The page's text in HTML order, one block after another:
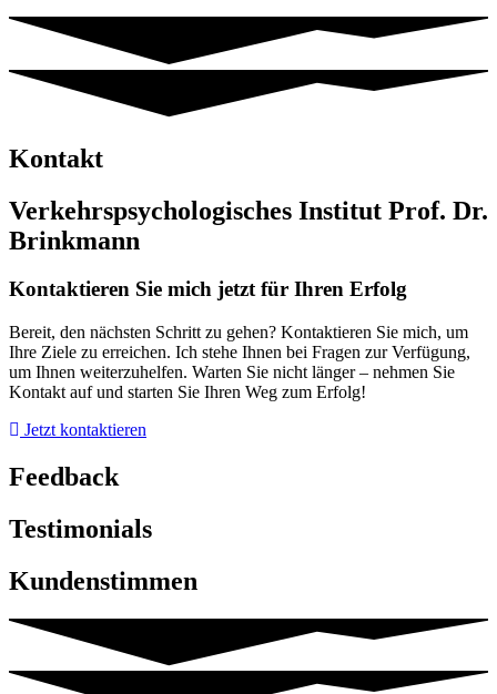
Kontakt
Verkehrspsychologisches Institut Prof. Dr.
Brinkmann
Kontaktieren Sie mich jetzt für Ihren Erfolg
Bereit, den nächsten Schritt zu gehen? Kontaktieren Sie mich, um
Ihre Ziele zu erreichen. Ich stehe Ihnen bei Fragen zur Verfügung,
um Ihnen weiterzuhelfen. Warten Sie nicht länger – nehmen Sie
Kontakt auf und starten Sie Ihren Weg zum Erfolg!
Jetzt kontaktieren
Feedback
Testimonials
Kundenstimmen